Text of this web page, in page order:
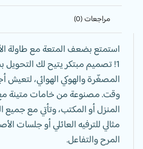
مراجعات (0)
1! تصميم مبتكر يتيح لك التحويل
المصغّرة والهوكي الهوائي، لتعيش
وقت. مصنوعة من خامات متينة
المنزل أو المكتب، وتأتي مع جميع
مثالي للترفيه العائلي أو
المرح والتفاعل.